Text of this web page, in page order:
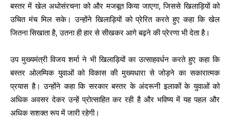
बस्तर में खेल अधोसंरचना को और मजबूत किया जाएगा, जिससे खिलाड़ियों को
उचित मंच मिल सके। उन्होंने खिलाड़ियों को प्रेरित करते हुए कहा कि खेल
जितना सिखाता है, उतना ही हार से सीखकर आगे बढ़ने की प्रेरणा भी देता है।
उप मुख्यमंत्री विजय शर्मा ने भी खिलाड़ियों का उत्साहवर्धन करते हुए कहा कि
बस्तर ओलम्पिक युवाओं को विकास की मुख्यधारा से जोड़ने का सकारात्मक
प्रयास है। उन्होंने कहा कि सरकार बस्तर के अंदरूनी इलाकों के युवाओं को
अधिक अवसर देकर उन्हें प्रोत्साहित कर रही है और भविष्य में यह पहल और
अधिक सशक्त रूप में जारी रहेगी।